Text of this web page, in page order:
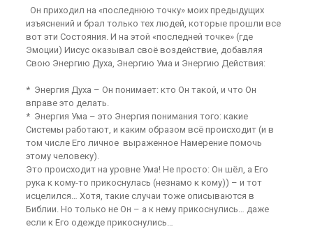
Он приходил на «последнюю точку» моих предыдущих
изъяснений и брал только тех людей, которые прошли все
вот эти Состояния. И на этой «последней точке» (где
Эмоции) Иисус оказывал своё воздействие, добавляя
Свою Энергию Духа, Энергию Ума и Энергию Действия:
* Энергия Духа – Он понимает: кто Он такой, и что Он
вправе это делать.
* Энергия Ума – это Энергия понимания того: какие
Системы работают, и каким образом всё происходит (и в
том числе Его личное выраженное Намерение помочь
этому человеку).
Это происходит на уровне Ума! Не просто: Он шёл, а Его
рука к кому-то прикоснулась (незнамо к кому)) – и тот
исцелился… Хотя, такие случаи тоже описываются в
Библии. Но только не Он – а к нему прикоснулись… даже
если к Его одежде прикоснулись…